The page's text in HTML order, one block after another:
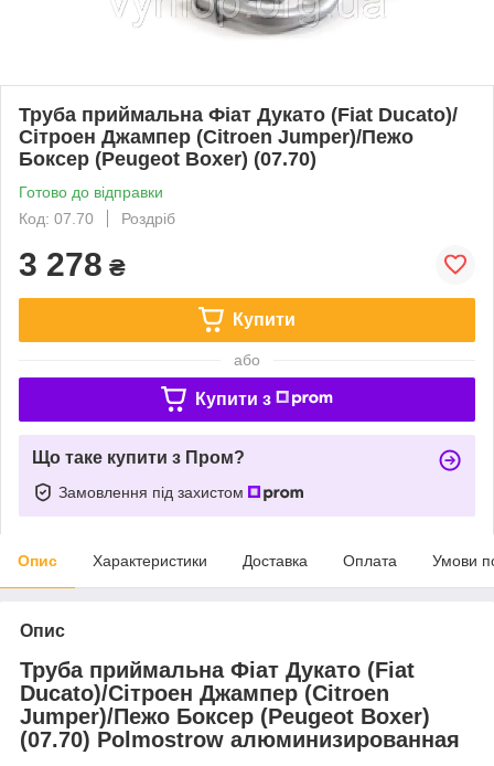
Труба приймальна Фіат Дукато (Fiat Ducato)/
Сітроен Джампер (Citroen Jumper)/Пежо
Боксер (Peugeot Boxer) (07.70)
Готово до відправки
Код: 07.70
Роздріб
3 278 ₴
Купити
або
Купити з
Що таке купити з Пром?
Замовлення під захистом
Опис Характеристики Доставка Оплата Умови
Опис
Труба приймальна Фіат Дукато (Fiat
Ducato)/Сітроен Джампер (Citroen
Jumper)/Пежо Боксер (Peugeot Boxer)
(07.70) Polmostrow алюминизированная